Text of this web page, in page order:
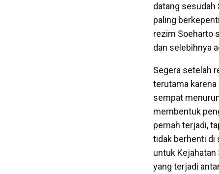
datang sesudah
paling
rezim Soeharto
dan selebihnya
Segera setelah
terutama
sempat
membentuk
pernah terjadi,
tidak berhenti di
untuk Kejahatan
yang terjadi